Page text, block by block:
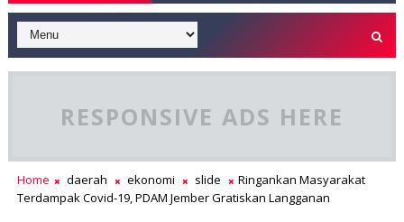
RESPONSIVE ADS HERE
Home daerah ekonomi slide
Ringankan Masyarakat
Terdampak Covid-19, PDAM Jember Gratiskan Langganan